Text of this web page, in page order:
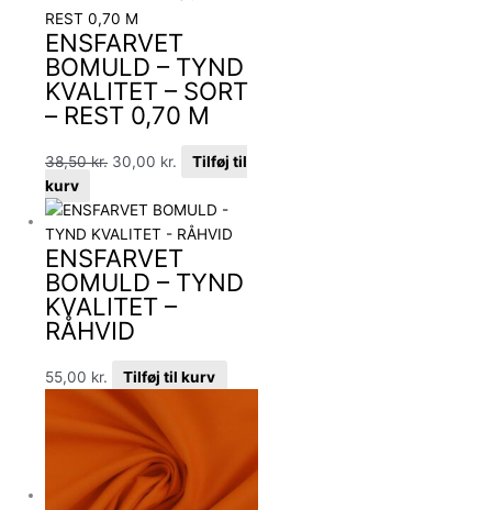
ENSFARVET
BOMULD – TYND
KVALITET – SORT
– REST 0,70 M
38,50kr. 30,00 kr.
Tilføj til
kurv
ENSFARVET
BOMULD – TYND
KVALITET –
RÅHVID
55,00 kr. Tilføj til kurv